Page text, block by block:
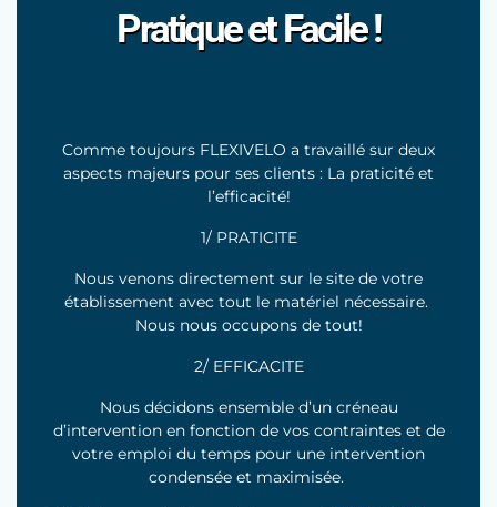
Pratique et Facile !
Comme toujours FLEXIVELO a travaillé sur deux
aspects majeurs pour ses clients : La praticité et
l’efficacité!
1/ PRATICITE
Nous venons directement sur le site de votre
établissement avec tout le matériel nécessaire.
Nous nous occupons de tout!
2/ EFFICACITE
Nous décidons ensemble d’un créneau
d’intervention en fonction de vos contraintes et de
votre emploi du temps pour une intervention
condensée et maximisée.